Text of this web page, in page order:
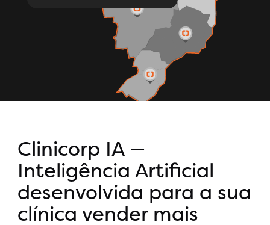
Clinicorp IA —
Inteligência Artificial
desenvolvida para a sua
clínica vender mais